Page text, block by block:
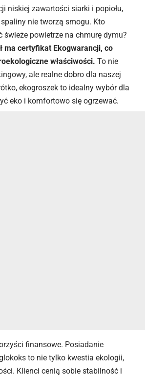
niskiej zawartości siarki i popiołu,
nie tworzą smogu. Kto
świeże powietrze na chmurę dymu?
ma certyfikat Ekogwarancji, co
właściwości. To nie
ale realne dobro dla naszej
ekogroszek to idealny wybór dla
eko i komfortowo się ogrzewać.
finansowe. Posiadanie
to nie tylko kwestia ekologii,
Klienci cenią sobie stabilność i